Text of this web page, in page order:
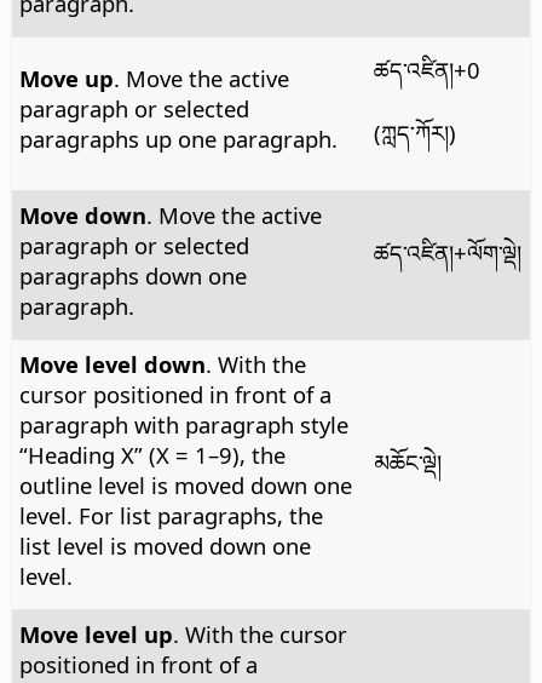
Move up. Move the active
paragraph or selected
paragraphs up one paragraph.
ཚད་འཛིན།+0
(ཀླད་ཀོར།)
Move down. Move the active
paragraph or selected
paragraphs down one
paragraph.
ཚད་འཛིན།+ལོག་ལྡེ།
Move level down. With the
cursor positioned in front of a
paragraph with paragraph style
“Heading X” (X = 1–9), the
outline level is moved down one
level. For list paragraphs, the
list level is moved down one
level.
མཆོང་ལྡེ།
Move level up. With the cursor
positioned in front of a